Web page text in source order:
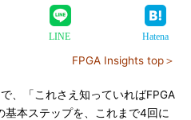
LINE Hatena
FPGA Insights top＞
、「これさえ知っていればFPGA
本ステップを、これまで4回に